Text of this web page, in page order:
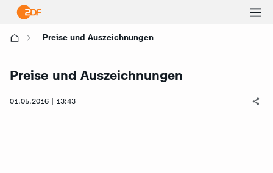
Preise und Auszeichnungen
Preise und Auszeichnungen
01.05.2016 | 13:43